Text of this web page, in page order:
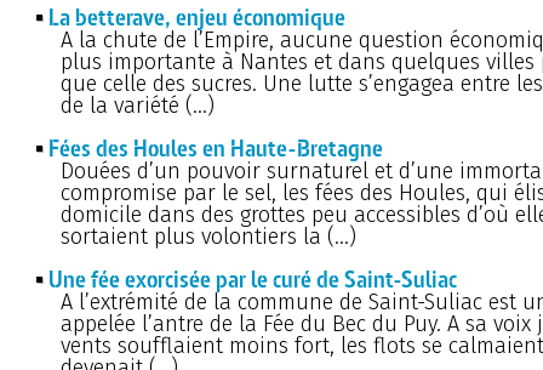
La betterave, enjeu économique
A la chute de l’Empire, aucune question
plus importante à Nantes et dans quelques villes
que celle des sucres. Une lutte s’engagea entre
de la variété (…)
Fées des Houles en Haute-Bretagne
Douées d’un pouvoir surnaturel et d’une
compromise par le sel, les fées des Houles, qui
domicile dans des grottes peu accessibles d’où
sortaient plus volontiers la (…)
Une fée exorcisée par le curé de Saint-Suliac
A l’extrémité de la commune de Saint-Suliac est
appelée l’antre de la Fée du Bec du Puy. A sa voix
vents soufflaient moins fort, les flots se